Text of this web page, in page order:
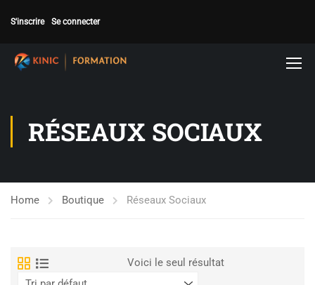
S'inscrire Se connecter
RÉSEAUX SOCIAUX
Home Boutique Réseaux Sociaux
Voici le seul résultat